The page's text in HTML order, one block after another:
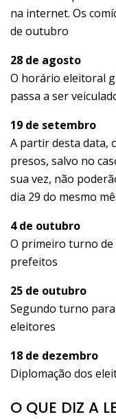
na internet. Os
de outubro
28 de agosto
O horário eleitoral
passa a ser
19 de setembro
A partir desta data,
presos, salvo no
sua vez, não
dia 29 do mesmo
4 de outubro
O primeiro turno de
prefeitos
25 de outubro
Segundo turno
eleitores
18 de dezembro
Diplomação dos
O QUE DIZ A